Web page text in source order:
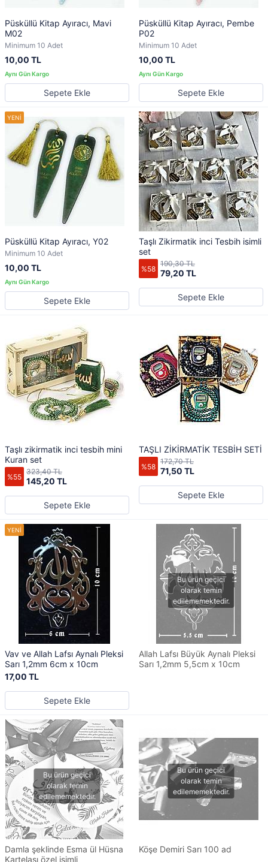
Püsküllü Kitap Ayıracı, Mavi
M02
Minimum 10 Adet
10,00 TL
Sepete Ekle
Püsküllü Kitap Ayıracı, Pembe
P02
Minimum 10 Adet
10,00 TL
Sepete Ekle
Püsküllü Kitap Ayıracı, Y02
Minimum 10 Adet
10,00 TL
Sepete Ekle
Taşlı Zikirmatik inci Tesbih isimli
set
%58 79,20 TL
190,30 TL
Sepete Ekle
Taşlı zikirmatik inci tesbih mini
Kuran set
%55 145,20 TL
323,40 TL
Sepete Ekle
TAŞLI ZİKİRMATİK TESBİH SETİ
%58 71,50 TL
172,70 TL
Sepete Ekle
Vav ve Allah Lafsı Aynalı Pleksi
Sarı 1,2mm 6cm x 10cm
17,00 TL
Sepete Ekle
Allah Lafsı Büyük Aynalı Pleksi
Sarı 1,2mm 5,5cm x 10cm
Damla şeklinde Esma ül Hüsna
Kartelası özel isimli
Köşe Demiri Sarı 100 ad